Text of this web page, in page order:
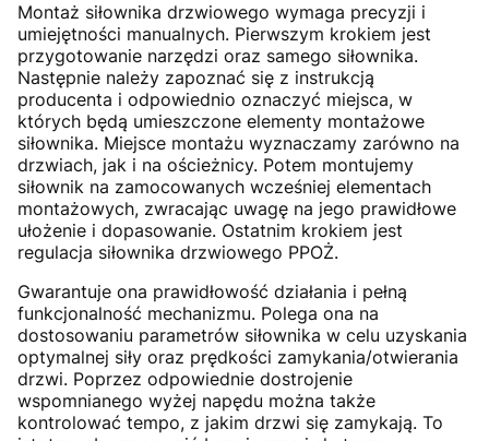
Montaż siłownika drzwiowego wymaga precyzji i
umiejętności manualnych. Pierwszym krokiem jest
przygotowanie narzędzi oraz samego siłownika.
Następnie należy zapoznać się z instrukcją
producenta i odpowiednio oznaczyć miejsca, w
których będą umieszczone elementy montażowe
siłownika. Miejsce montażu wyznaczamy zarówno na
drzwiach, jak i na ościeżnicy. Potem montujemy
siłownik na zamocowanych wcześniej elementach
montażowych, zwracając uwagę na jego prawidłowe
ułożenie i dopasowanie. Ostatnim krokiem jest
regulacja siłownika drzwiowego PPOŻ.
Gwarantuje ona prawidłowość działania i pełną
funkcjonalność mechanizmu. Polega ona na
dostosowaniu parametrów siłownika w celu uzyskania
optymalnej siły oraz prędkości zamykania/otwierania
drzwi. Poprzez odpowiednie dostrojenie
wspomnianego wyżej napędu można także
kontrolować tempo, z jakim drzwi się zamykają. To